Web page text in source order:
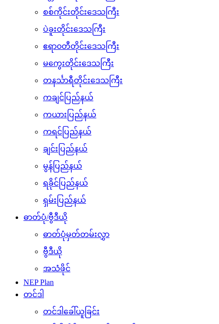
စစ်ကိုင်းတိုင်းဒေသကြီး
ပဲခူးတိုင်းဒေသကြီး
ဧရာ၀တီတိုင်းဒေသကြီး
မကွေးတိုင်းဒေသကြီး
တနင်္သာရီတိုင်းဒေသကြီး
ကချင်ပြည်နယ်
ကယားပြည်နယ်
ကရင်ပြည်နယ်
ချင်းပြည်နယ်
မွန်ပြည်နယ်
ရခိုင်ပြည်နယ်
ရှမ်းပြည်နယ်
ဓာတ်ပုံ/ဗွီဒီယို
ဓာတ်ပုံမှတ်တမ်းလွှာ
ဗွီဒီယို
အသံဖိုင်
NEP Plan
တင်ဒါ
တင်ဒါခေါ်ယူခြင်း